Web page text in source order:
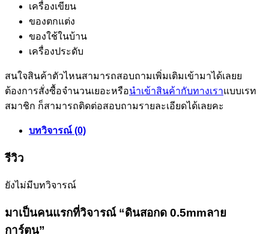
เครื่องเขียน
ของตกแต่ง
ของใช้ในบ้าน
เครื่องประดับ
สนใจสินค้าตัวไหนสามารถสอบถามเพิ่มเติมเข้ามาได้เลยย
ต้องการสั่งซื้อจำนวนเยอะหรือนำเข้าสินค้ากับทางเราแบบเรท
สมาชิก ก็สามารถติดต่อสอบถามรายละเอียดได้เลยคะ
บทวิจารณ์ (0)
รีวิว
ยังไม่มีบทวิจารณ์
มาเป็นคนแรกที่วิจารณ์ “ดินสอกด 0.5mmลาย
การ์ตูน”